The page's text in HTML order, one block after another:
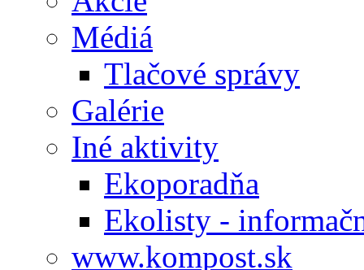
Médiá
Tlačové správy
Galérie
Iné aktivity
Ekoporadňa
Ekolisty -
www.kompost.sk